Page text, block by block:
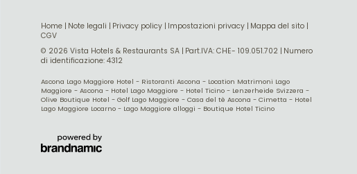
Home | Note legali | Privacy policy | Impostazioni privacy | Mappa del sito |
CGV
© 2026 Vista Hotels & Restaurants SA | Part.IVA: CHE- 109.051.702 | Numero
di identificazione: 4312
Ascona Lago Maggiore Hotel- Ristoranti Ascona- Location Matrimoni Lago
Maggiore-Ascona- Hotel Lago Maggiore- Hotel Ticino- Lenzerheide Svizzera-
Olive Boutique Hotel-Golf Lago Maggiore-Casa del tè Ascona-Cimetta- Hotel
Lago Maggiore Locarno- Lago Maggiore alloggi- Boutique Hotel Ticino